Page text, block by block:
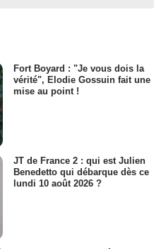
Fort Boyard : "Je vous dois la
vérité", Elodie Gossuin fait une
mise au point !
JT de France 2 : qui est Julien
Benedetto qui débarque dès ce
lundi 10 août 2026 ?